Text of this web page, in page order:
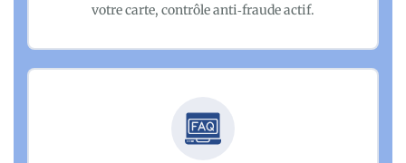
votre carte, contrôle anti‑fraude actif.